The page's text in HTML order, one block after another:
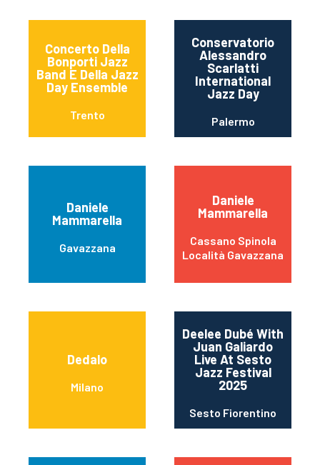
Concerto Della
Bonporti Jazz
Band E Della Jazz
Day Ensemble
Trento
Conservatorio
Alessandro
Scarlatti
International
Jazz Day
Palermo
Daniele
Mammarella
Gavazzana
Daniele
Mammarella
Cassano Spinola
Località Gavazzana
Dedalo
Milano
Deelee Dubé With
Juan Galiardo
Live At Sesto
Jazz Festival
2025
Sesto Fiorentino